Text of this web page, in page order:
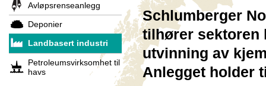
Avløpsrenseanlegg
Deponier
Landbasert industri
Petroleumsvirksomhet til
havs
Schlumberger
tilhører sektoren
utvinning av
Anlegget holder